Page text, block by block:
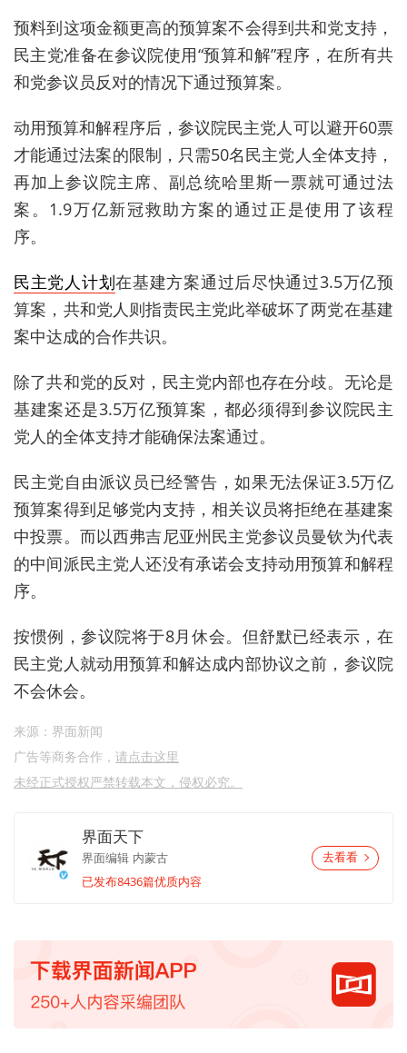
预料到这项金额更高的预算案不会得到共和党支持，
民主党准备在参议院使用“预算和解”程序，在所有共
和党参议员反对的情况下通过预算案。
动用预算和解程序后，参议院民主党人可以避开60票
才能通过法案的限制，只需50名民主党人全体支持，
再加上参议院主席、副总统哈里斯一票就可通过法
案。1.9万亿新冠救助方案的通过正是使用了该程
序。
民主党人计划在基建方案通过后尽快通过3.5万亿预
算案，共和党人则指责民主党此举破坏了两党在基建
案中达成的合作共识。
除了共和党的反对，民主党内部也存在分歧。无论是
基建案还是3.5万亿预算案，都必须得到参议院民主
党人的全体支持才能确保法案通过。
民主党自由派议员已经警告，如果无法保证3.5万亿
预算案得到足够党内支持，相关议员将拒绝在基建案
中投票。而以西弗吉尼亚州民主党参议员曼钦为代表
的中间派民主党人还没有承诺会支持动用预算和解程
序。
按惯例，参议院将于8月休会。但舒默已经表示，在
民主党人就动用预算和解达成内部协议之前，参议院
不会休会。
来源：界面新闻
广告等商务合作， 请点击这里
未经正式授权严禁转载本文，侵权必究。
界面天下
界面编辑 内蒙古
已发布8436篇优质内容
去看看